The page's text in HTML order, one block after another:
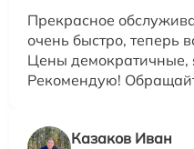
Прекрасное
очень быстро, теперь
Цены демократичные,
Рекомендую!
Казаков Иван